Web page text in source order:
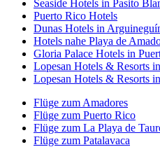
Seaside Hotels in Pasito
Puerto Rico Hotels
Dunas Hotels in
Hotels nahe Playa de
Gloria Palace Hotels in
Lopesan Hotels & Resorts
Lopesan Hotels & Resorts
Flüge zum Amadores
Flüge zum Puerto Rico
Flüge zum La Playa de
Flüge zum Patalavaca